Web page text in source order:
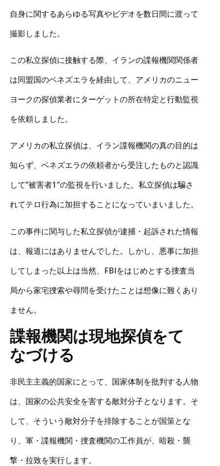
自身に関するあらゆる写真やビデオを数日間に渡って
撮影しました。
この私立探偵に接触する際、イランの諜報機関関係者
は同盟国のベネズエラを経由して、アメリカのニュー
ヨークの探偵業者にターゲットの所在特定と行動監視
を依頼しました。
アメリカの私立探偵は、イラン諜報機関の真の目的は
知らず、ベネズエラの依頼者から受注したものと認識
して”被害者1″の監視を行いました。私立探偵は騙さ
れてテロ行為に加担することになっていまいました。
この事件に関与した私立探偵が逮捕・起訴された情報
は、報道にはありませんでした。しかし、悪事に加担
してしまった以上は当然、FBIをはじめとする捜査当
局から家宅捜索や尋問を受けたことは想像に難くあり
ません。
諜報機関は現地探偵をて
なづける
非民主主義的国家にとって、国家体制を批判する人物
は、国家の公共安全を害する敵対分子となります。そ
して、そういう敵対分子を排除することが国策とな
り、軍・諜報機関・捜査機関の工作員が、暗殺・襲
撃・拉致を実行します。